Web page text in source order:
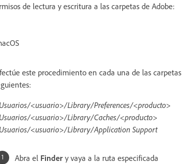
de lectura y escritura a las carpetas de Adobe:
este procedimiento en cada una de las carpetas
<usuario>/Library/Preferences/<producto>
<usuario>/Library/Caches/<producto>
<usuario>/Library/Application Support
Abra el Finder y vaya a la ruta especificada